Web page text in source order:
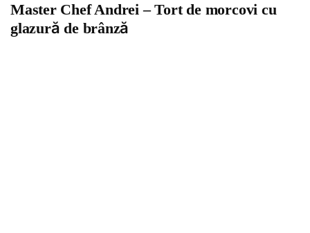
Master Chef Andrei – Tort de morcovi cu
glazură de brânză